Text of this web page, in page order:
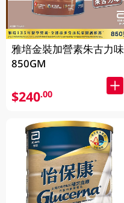
雅培金裝加營素朱古力味
850GM
$240.00